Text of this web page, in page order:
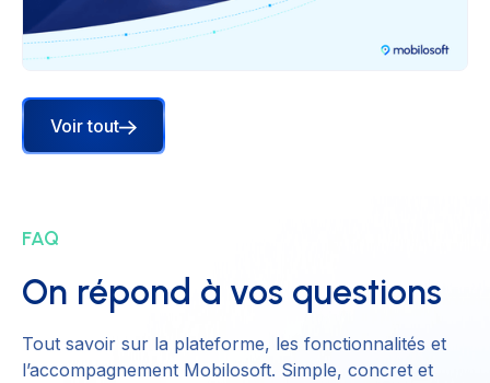
Voir tout
FAQ
On répond à vos questions
Tout savoir sur la plateforme, les fonctionnalités et
l’accompagnement Mobilosoft. Simple, concret et